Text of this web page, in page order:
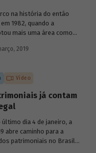
incorporado a sua
na história do então
1982, quando a
mais uma área como
de Desenvolvimento
sociais, ao
pareciam ter se agravado
conciliar
econômico e
social. Conheça um
da instituição na
social ao longo de
2019
Vídeo
já contam
último dia 4 de janeiro, a
abre caminho para a
patrimoniais no Brasil.